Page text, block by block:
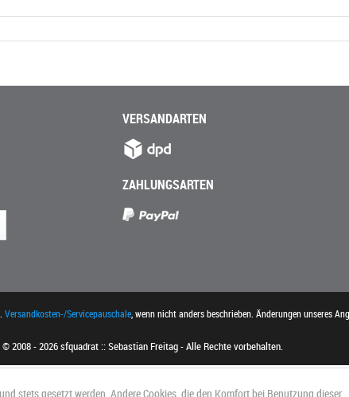
VERSANDARTEN
ZAHLUNGSARTEN
Versandkosten-/Servicepauschale, wenn nicht anders beschrieben. Änderungen unseres
2008 - 2026 sfquadrat :: Sebastian Freitag - Alle Rechte vorbehalten.
stets gesetzt werden. Andere Cookies, die den Komfort bei Benutzung dieser